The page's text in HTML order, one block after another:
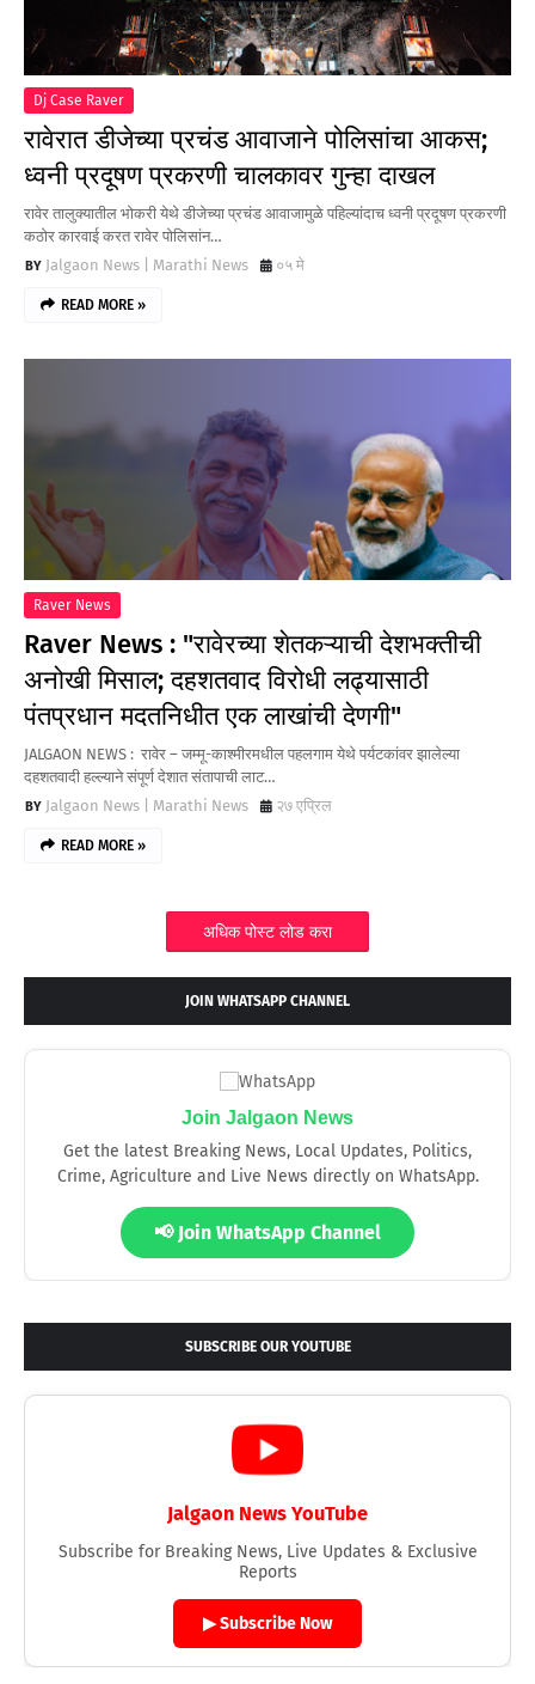
Dj Case Raver
रावेरात डीजेच्या प्रचंड आवाजाने पोलिसांचा आकस;
ध्वनी प्रदूषण प्रकरणी चालकावर गुन्हा दाखल
रावेर तालुक्यातील भोकरी येथे डीजेच्या प्रचंड आवाजामुळे पहिल्यांदाच ध्वनी प्रदूषण प्रकरणी
कठोर कारवाई करत रावेर पोलिसांन…
Jalgaon News | Marathi News
०५ मे
READ MORE »
Raver News
Raver News : "रावेरच्या शेतकऱ्याची देशभक्तीची
अनोखी मिसाल; दहशतवाद विरोधी लढ्यासाठी
पंतप्रधान मदतनिधीत एक लाखांची देणगी"
JALGAON NEWS : रावेर – जम्मू-काश्मीरमधील पहलगाम येथे पर्यटकांवर झालेल्या
दहशतवादी हल्ल्याने संपूर्ण देशात संतापाची लाट…
Jalgaon News | Marathi News
२७ एप्रिल
READ MORE »
अधिक पोस्ट लोड करा
JOIN WHATSAPP CHANNEL
Join Jalgaon News
Get the latest Breaking News, Local Updates, Politics,
Crime, Agriculture and Live News directly on WhatsApp.
📢 Join WhatsApp Channel
SUBSCRIBE OUR YOUTUBE
Jalgaon News YouTube
Subscribe for Breaking News, Live Updates & Exclusive
Reports
▶ Subscribe Now